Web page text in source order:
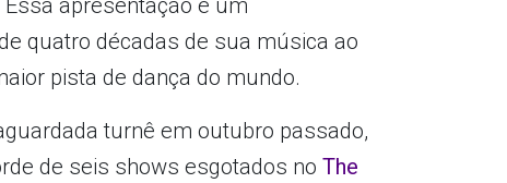
apresentação é um
quatro décadas de sua música ao
pista de dança do mundo.
turnê em outubro passado,
de seis shows esgotados no The